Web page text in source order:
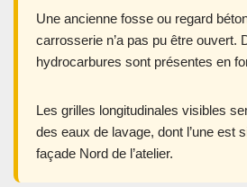
Une ancienne fosse ou regard
carrosserie n’a pas pu être ouvert.
hydrocarbures sont présentes en
Les grilles longitudinales visibles
des eaux de lavage, dont l’une est
façade Nord de l’atelier.